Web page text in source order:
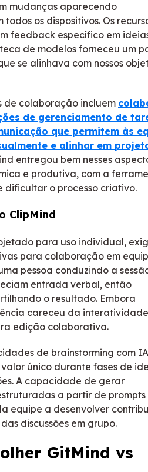
mudanças aparecendo
os dispositivos. Os
feedback específico em
de modelos forneceu um
se alinhava com nossos
de colaboração incluem
de gerenciamento de
que permitem às
e alinhar em
entregou bem nesses
e produtiva, com a
dificultar o processo criativo.
ClipMind
para uso individual,
para colaboração em
pessoa conduzindo a
entrada verbal, então
o resultado. Embora
careceu da interatividade
edição colaborativa.
de brainstorming com
único durante fases de
A capacidade de gerar
a partir de prompts
equipe a desenvolver
discussões em grupo.
GitMind vs